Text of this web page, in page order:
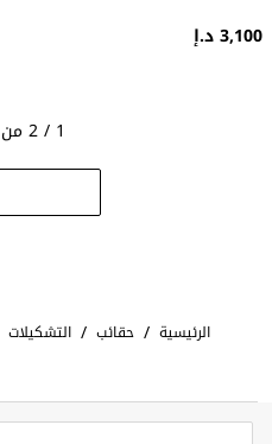
3,100 د.إ
1 / 2 من العناصر
الرئيسية / حقائب / التشكيلات